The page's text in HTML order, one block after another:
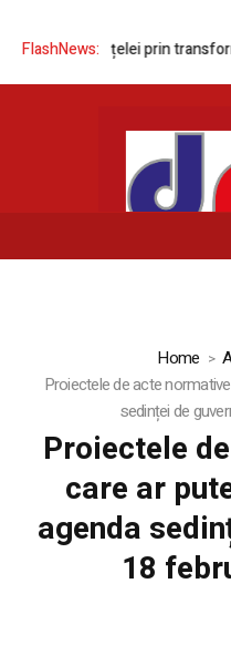
FlashNews:rețelei prin
Home
Proiectele de acte
sedinței de
Proiectele
care ar
agenda
18